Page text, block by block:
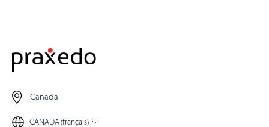
Canada
CANADA (français)